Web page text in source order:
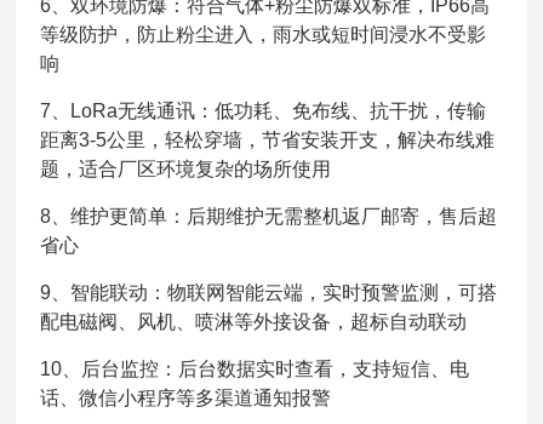
6、双环境防爆：符合气体+粉尘防爆双标准，IP66高
等级防护，防止粉尘进入，雨水或短时间浸水不受影
响
7、LoRa无线通讯：低功耗、免布线、抗干扰，传输
距离3-5公里，轻松穿墙，节省安装开支，解决布线难
题，适合厂区环境复杂的场所使用
8、维护更简单：后期维护无需整机返厂邮寄，售后超
省心
9、智能联动：物联网智能云端，实时预警监测，可搭
配电磁阀、风机、喷淋等外接设备，超标自动联动
10、后台监控：后台数据实时查看，支持短信、电
话、微信小程序等多渠道通知报警